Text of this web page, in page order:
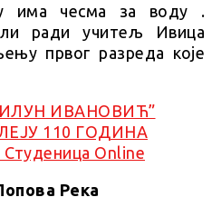
има чесма за воду .
ради учитељ Ивица
првог разреда које
Река